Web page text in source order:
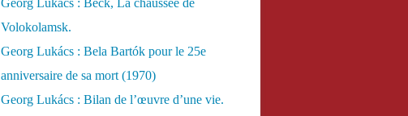
Georg Lukács : Beck, La chaussée de
Volokolamsk.
Georg Lukács : Bela Bartók pour le 25e
anniversaire de sa mort (1970)
Georg Lukács : Bilan de l’œuvre d’une vie.